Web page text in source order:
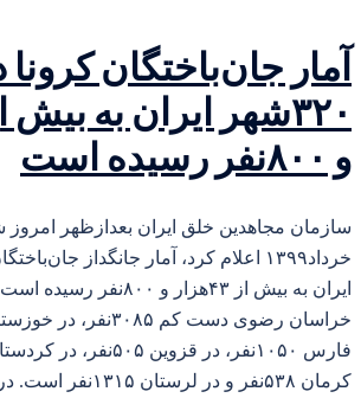
آمار جان‌باختگان کرونا
و ۸۰۰نفر رسیده است
سازمان مجاهدین خلق ایران بعدازظهر
ایران به بیش از ۴۳هزار و
کرمان ۵۳۸نفر و در